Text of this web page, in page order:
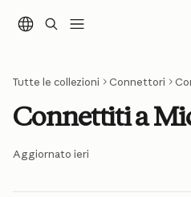
Tutte le collezioni Connettori
Connettiti a
Aggiornato ieri